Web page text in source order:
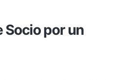
Socio por un